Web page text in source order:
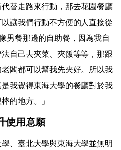
替走路來行動，那去花園餐廳
讓我們行動不方便的人直接從
男餐那邊的自助餐，因為我自
自己去夾菜、夾飯等等，那跟
闆都可以幫我先夾好。所以我
我覺得東海大學的餐廳對於我
的地方。」
使用意願
、臺北大學與東海大學並無明